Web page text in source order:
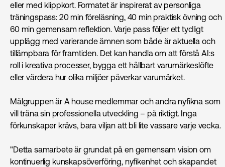
eller med klippkort. Formatet är inspirerat av personliga
träningspass: 20 min föreläsning, 40 min praktisk övning och
60 min gemensam reflektion. Varje pass följer ett tydligt
upplägg med varierande ämnen som både är aktuella och
tillämpbara för framtiden. Det kan handla om att förstå AI:s
roll i kreativa processer, bygga ett hållbart varumärkeslöfte
eller värdera hur olika miljöer påverkar varumärket.
Målgruppen är A house medlemmar och andra nyfikna som
vill träna sin professionella utveckling – på riktigt. Inga
förkunskaper krävs, bara viljan att bli lite vassare varje vecka.
"Detta samarbete är grundat på en gemensam vision om
kontinuerlig kunskapsöverföring, nyfikenhet och skapandet